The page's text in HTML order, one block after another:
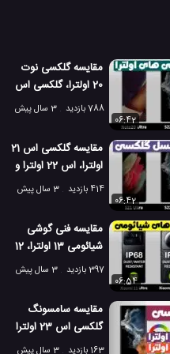
مقایسه گلکسی نوت
20 اولترا، گلکسی اس
22 اولترا و اس 23
788 بازدید
3 سال پیش
06:42
مقایسه گلکسی اس 21
اولترا، اس 22 اولترا و
اس 23 اولترا
414 بازدید
3 سال پیش
06:42
مقایسه فنی گوشی
شیائومی 13 اولترا، 12
اس اولترا و می 11
397 بازدید
3 سال پیش
06:54
مقایسه سامسونگ
گلکسی اس 23 اولترا
و اس 22 اولترا!
163 بازدید
3 سال پیش